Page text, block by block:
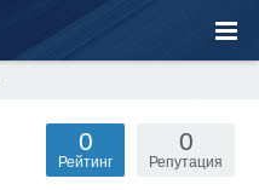
0
Репутация
0
Рейтинг